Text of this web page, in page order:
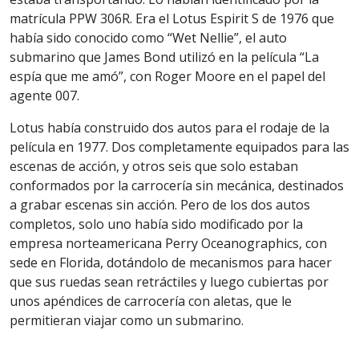
matrícula PPW 306R. Era el Lotus Espirit S de 1976 que
había sido conocido como “Wet Nellie”, el auto
submarino que James Bond utilizó en la película “La
espía que me amó”, con Roger Moore en el papel del
agente 007.
Lotus había construido dos autos para el rodaje de la
película en 1977. Dos completamente equipados para las
escenas de acción, y otros seis que solo estaban
conformados por la carrocería sin mecánica, destinados
a grabar escenas sin acción. Pero de los dos autos
completos, solo uno había sido modificado por la
empresa norteamericana Perry Oceanographics, con
sede en Florida, dotándolo de mecanismos para hacer
que sus ruedas sean retráctiles y luego cubiertas por
unos apéndices de carrocería con aletas, que le
permitieran viajar como un submarino.